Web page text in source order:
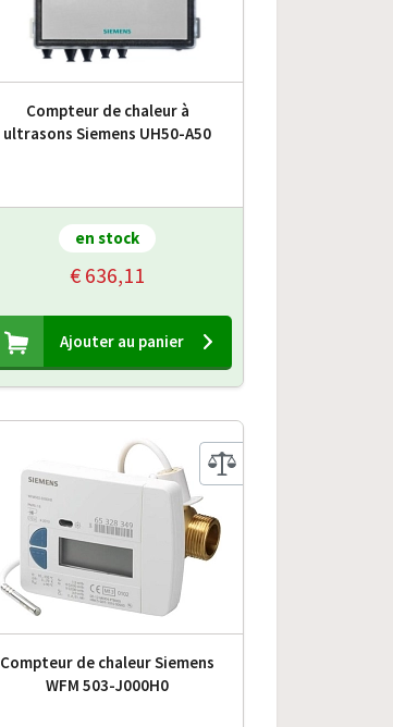
Compteur de chaleur à
ultrasons Siemens UH50-A50
en stock
€ 636,11
Ajouter au panier
Compteur de chaleur Siemens
WFM 503-J000H0